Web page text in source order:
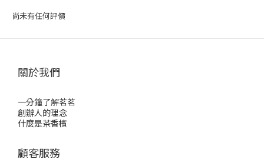
尚未有任何評價
關於我們
一分鐘了解茗茗
創辦人的理念
什麼是茶香檳
顧客服務